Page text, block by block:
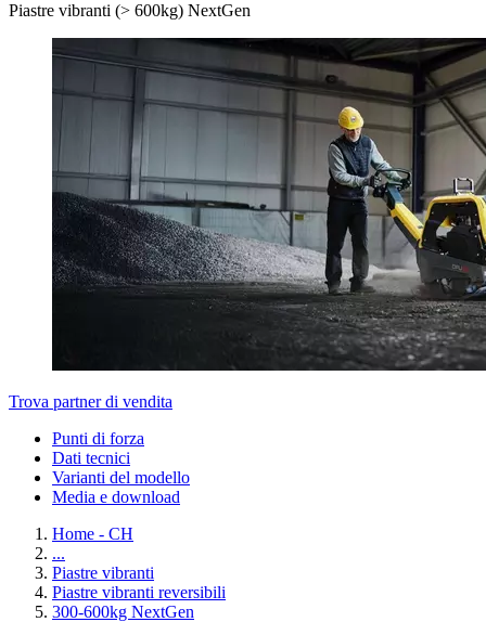
Piastre vibranti (> 600kg) NextGen
Trova partner di vendita
Punti di forza
Dati tecnici
Varianti del modello
Media e download
Home - CH
...
Piastre vibranti
Piastre vibranti reversibili
300-600kg NextGen